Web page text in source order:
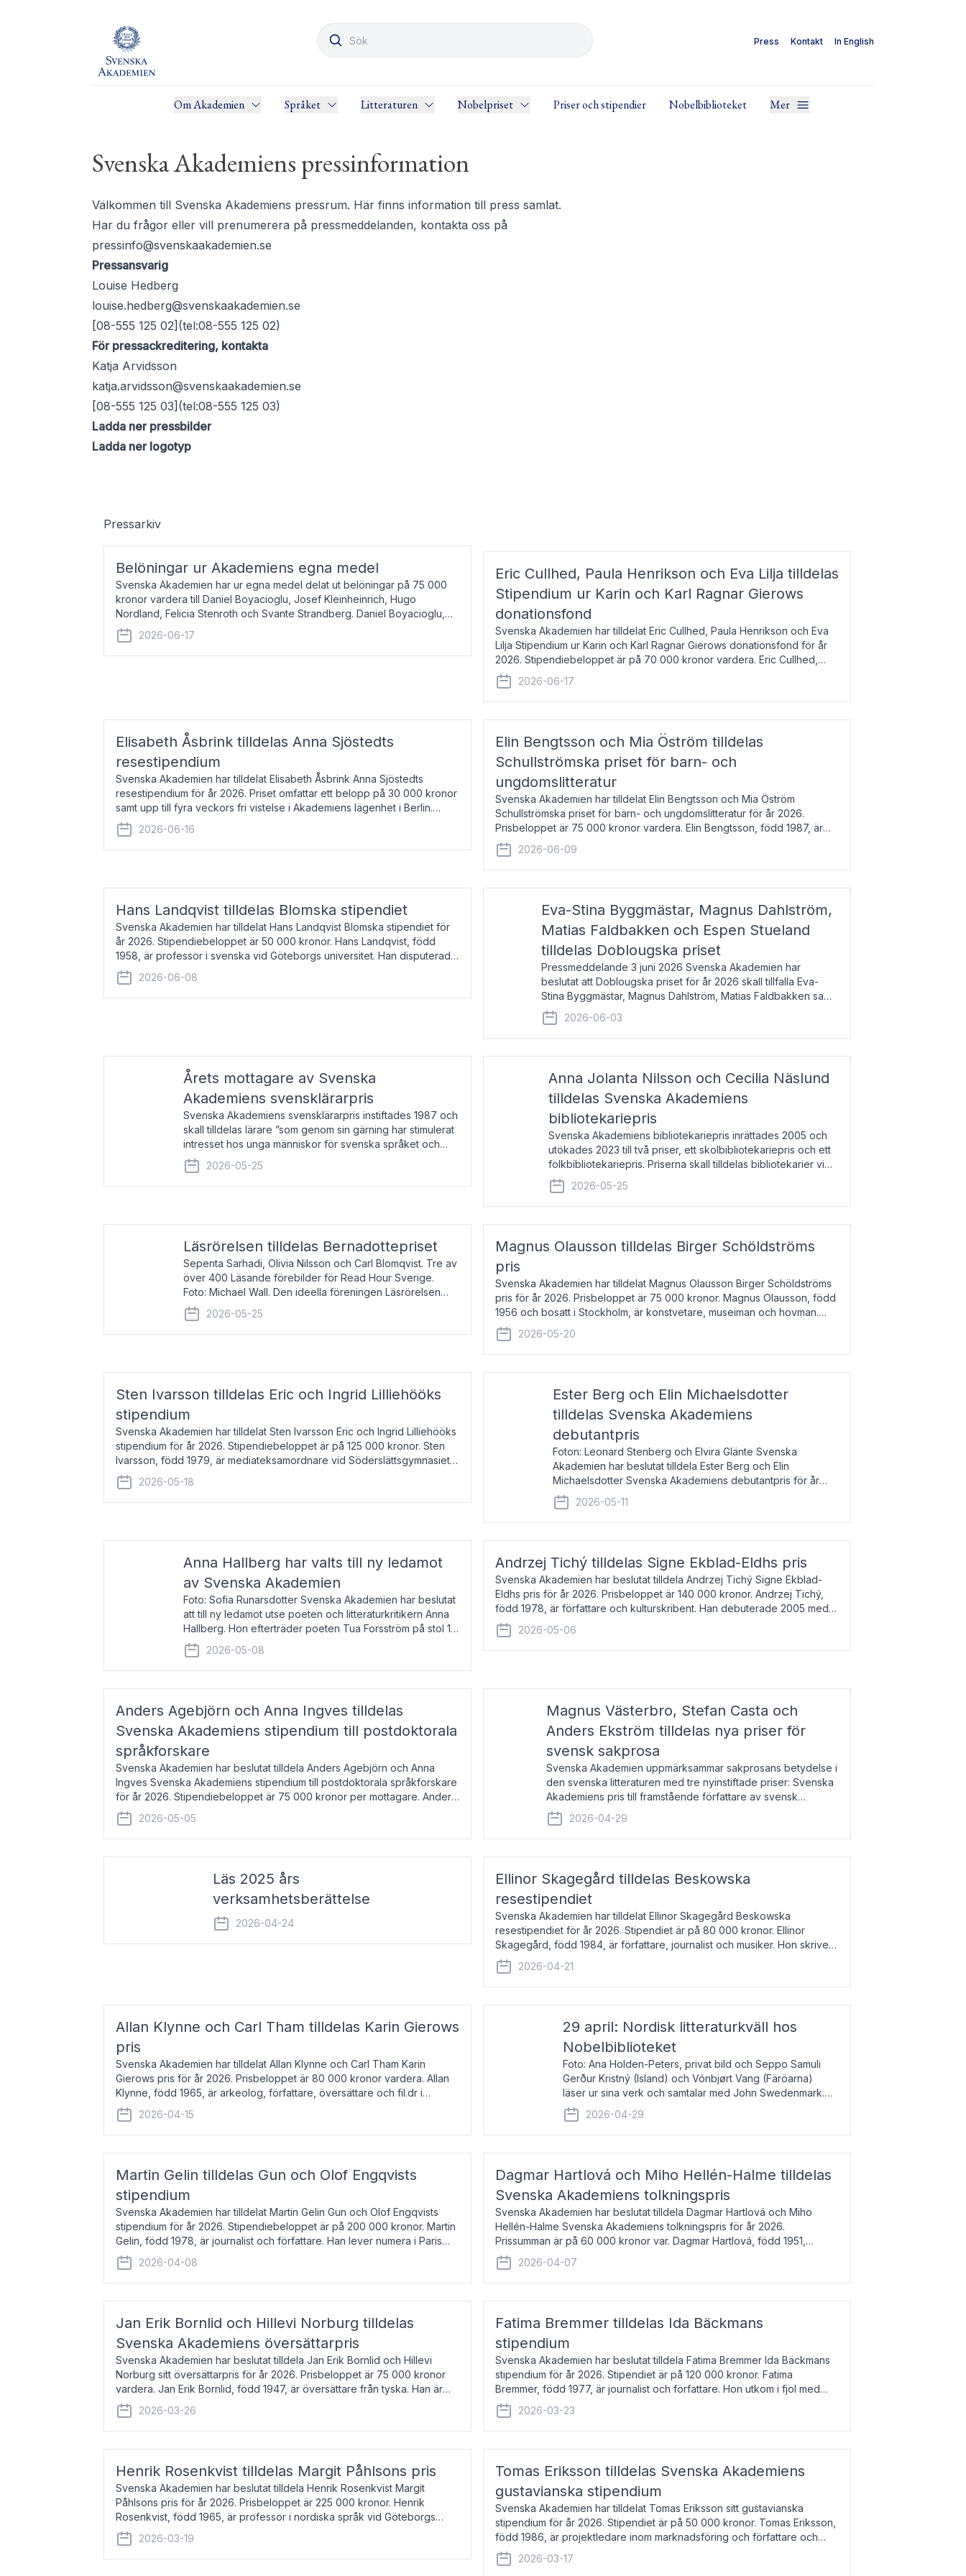
Press Kontakt In English
Om Akademien Språket Litteraturen Nobelpriset Priser och stipendier Nobelbiblioteket Mer
Svenska Akademiens pressinformation
Välkommen till Svenska Akademiens pressrum. Här finns information till press samlat.
Har du frågor eller vill prenumerera på pressmeddelanden, kontakta oss på
pressinfo@svenskaakademien.se
Pressansvarig
Louise Hedberg
louise.hedberg@svenskaakademien.se
[08-555 125 02](tel:08-555 125 02)
För pressackreditering, kontakta
Katja Arvidsson
katja.arvidsson@svenskaakademien.se
[08-555 125 03](tel:08-555 125 03)
Ladda ner pressbilder
Ladda ner logotyp
Pressarkiv
Belöningar ur Akademiens egna medel
Svenska Akademien har ur egna medel delat ut belöningar på 75 000
kronor vardera till Daniel Boyacioglu, Josef Kleinheinrich, Hugo
Nordland, Felicia Stenroth och Svante Strandberg. Daniel Boyacioglu,
född 1981, är poet och scenartist. Josef
2026-06-17
Eric Cullhed, Paula Henrikson och Eva Lilja tilldelas
Stipendium ur Karin och Karl Ragnar Gierows
donationsfond
Svenska Akademien har tilldelat Eric Cullhed, Paula Henrikson och Eva
Lilja Stipendium ur Karin och Karl Ragnar Gierows donationsfond för år
2026. Stipendiebeloppet är på 70 000 kronor vardera. Eric Cullhed,
född 1985, är professor i grekis
2026-06-17
Elisabeth Åsbrink tilldelas Anna Sjöstedts
resestipendium
Svenska Akademien har tilldelat Elisabeth Åsbrink Anna Sjöstedts
resestipendium för år 2026. Priset omfattar ett belopp på 30 000 kronor
samt upp till fyra veckors fri vistelse i Akademiens lägenhet i Berlin.
Elisabeth Åsbrink, född 1965 oc
2026-06-16
Elin Bengtsson och Mia Öström tilldelas
Schullströmska priset för barn- och
ungdomslitteratur
Svenska Akademien har tilldelat Elin Bengtsson och Mia Öström
Schullströmska priset för barn- och ungdomslitteratur för år 2026.
Prisbeloppet är 75 000 kronor vardera. Elin Bengtsson, född 1987, är
författare och forskare i genusvetenskap.
2026-06-09
Hans Landqvist tilldelas Blomska stipendiet
Svenska Akademien har tilldelat Hans Landqvist Blomska stipendiet för
år 2026. Stipendiebeloppet är 50 000 kronor. Hans Landqvist, född
1958, är professor i svenska vid Göteborgs universitet. Han disputerade
år 2000 på avhandlingen Författn
2026-06-08
Eva-Stina Byggmästar, Magnus Dahlström,
Matias Faldbakken och Espen Stueland
tilldelas Doblougska priset
Pressmeddelande 3 juni 2026 Svenska Akademien har
beslutat att Doblougska priset för år 2026 skall tillfalla Eva-
Stina Byggmästar, Magnus Dahlström, Matias Faldbakken samt
Espen Stueland. Prisbeloppet är 200 000 svenska kronor per
mottagare
2026-06-03
Årets mottagare av Svenska
Akademiens svensklärarpris
Svenska Akademiens svensklärarpris instiftades 1987 och
skall tilldelas lärare ”som genom sin gärning har stimulerat
intresset hos unga människor för svenska språket och
litteraturen”. Prisutdelning och samtal med pristagarna
äger rum under
2026-05-25
Anna Jolanta Nilsson och Cecilia Näslund
tilldelas Svenska Akademiens
bibliotekariepris
Svenska Akademiens bibliotekariepris inrättades 2005 och
utökades 2023 till två priser, ett skolbibliotekariepris och ett
folkbibliotekariepris. Priserna skall tilldelas bibliotekarier vid
svenska folk- och skolbibliotek som gjort värdefull
2026-05-25
Läsrörelsen tilldelas Bernadottepriset
Sepenta Sarhadi, Olivia Nilsson och Carl Blomqvist. Tre av
över 400 Läsande förebilder för Read Hour Sverige.
Foto: Michael Wall. Den ideella föreningen Läsrörelsen
tilldelas Bernadottepriset 2026 för att den under ett kvarts
sekel gjort re
2026-05-25
Magnus Olausson tilldelas Birger Schöldströms
pris
Svenska Akademien har tilldelat Magnus Olausson Birger Schöldströms
pris för år 2026. Prisbeloppet är 75 000 kronor. Magnus Olausson, född
1956 och bosatt i Stockholm, är konstvetare, museiman och hovman.
Han disputerade 1993 vid Uppsala un
2026-05-20
Sten Ivarsson tilldelas Eric och Ingrid Lilliehööks
stipendium
Svenska Akademien har tilldelat Sten Ivarsson Eric och Ingrid Lilliehööks
stipendium för år 2026. Stipendiebeloppet är på 125 000 kronor. Sten
Ivarsson, född 1979, är mediateksamordnare vid Söderslättsgymnasiet i
Trelleborg. Här har han på
2026-05-18
Ester Berg och Elin Michaelsdotter
tilldelas Svenska Akademiens
debutantpris
Foton: Leonard Stenberg och Elvira Glänte Svenska
Akademien har beslutat tilldela Ester Berg och Elin
Michaelsdotter Svenska Akademiens debutantpris för år
2026. Priset är nyinstiftat och syftar till att lyfta fram
intressanta och löftesrik
2026-05-11
Anna Hallberg har valts till ny ledamot
av Svenska Akademien
Foto: Sofia Runarsdotter Svenska Akademien har beslutat
att till ny ledamot utse poeten och litteraturkritikern Anna
Hallberg. Hon efterträder poeten Tua Forsström på stol 18
och kommer att ta sitt inträde vid Akademiens
högtidssammankomst
2026-05-08
Andrzej Tichý tilldelas Signe Ekblad-Eldhs pris
Svenska Akademien har beslutat tilldela Andrzej Tichý Signe Ekblad-
Eldhs pris för år 2026. Prisbeloppet är 140 000 kronor. Andrzej Tichý,
född 1978, är författare och kulturskribent. Han debuterade 2005 med
den lovordade romanen Sex liter l
2026-05-06
Anders Agebjörn och Anna Ingves tilldelas
Svenska Akademiens stipendium till postdoktorala
språkforskare
Svenska Akademien har beslutat tilldela Anders Agebjörn och Anna
Ingves Svenska Akademiens stipendium till postdoktorala språkforskare
för år 2026. Stipendiebeloppet är 75 000 kronor per mottagare. Anders
Agebjörn, född 1984, är universitet
2026-05-05
Magnus Västerbro, Stefan Casta och
Anders Ekström tilldelas nya priser för
svensk sakprosa
Svenska Akademien uppmärksammar sakprosans betydelse i
den svenska litteraturen med tre nyinstiftade priser: Svenska
Akademiens pris till framstående författare av svensk
sakprosa som i år går till Magnus Västerbro, Svenska
Akademiens pris
2026-04-29
Läs 2025 års
verksamhetsberättelse
2026-04-24
Ellinor Skagegård tilldelas Beskowska
resestipendiet
Svenska Akademien har tilldelat Ellinor Skagegård Beskowska
resestipendiet för år 2026. Stipendiet är på 80 000 kronor. Ellinor
Skagegård, född 1984, är författare, journalist och musiker. Hon skriver
återkommande för Svenska Dagbladet, Ups
2026-04-21
Allan Klynne och Carl Tham tilldelas Karin Gierows
pris
Svenska Akademien har tilldelat Allan Klynne och Carl Tham Karin
Gierows pris för år 2026. Prisbeloppet är 80 000 kronor vardera. Allan
Klynne, född 1965, är arkeolog, författare, översättare och fil.dr i
antikens kultur och samhällsliv. Ut
2026-04-15
29 april: Nordisk litteraturkväll hos
Nobelbiblioteket
Foto: Ana Holden-Peters, privat bild och Seppo Samuli
Gerður Kristný (Island) och Vónbjørt Vang (Färöarna)
läser ur sina verk och samtalar med John Swedenmark.
De läser upp på färöiska, isländska och svenska och talar
om språk och poesi – o
2026-04-29
Martin Gelin tilldelas Gun och Olof Engqvists
stipendium
Svenska Akademien har tilldelat Martin Gelin Gun och Olof Engqvists
stipendium för år 2026. Stipendiebeloppet är på 200 000 kronor. Martin
Gelin, född 1978, är journalist och författare. Han lever numera i Paris
men var under många år bosat
2026-04-08
Dagmar Hartlová och Miho Hellén-Halme tilldelas
Svenska Akademiens tolkningspris
Svenska Akademien har beslutat tilldela Dagmar Hartlová och Miho
Hellén-Halme Svenska Akademiens tolkningspris för år 2026.
Prissumman är på 60 000 kronor var. Dagmar Hartlová, född 1951,
översätter huvudsakligen från svenska till tjeckiska
2026-04-07
Jan Erik Bornlid och Hillevi Norburg tilldelas
Svenska Akademiens översättarpris
Svenska Akademien har beslutat tilldela Jan Erik Bornlid och Hillevi
Norburg sitt översättarpris för år 2026. Prisbeloppet är 75 000 kronor
vardera. Jan Erik Bornlid, född 1947, är översättare från tyska. Han är
främst känd för sina översät
2026-03-26
Fatima Bremmer tilldelas Ida Bäckmans
stipendium
Svenska Akademien har beslutat tilldela Fatima Bremmer Ida Bäckmans
stipendium för år 2026. Stipendiet är på 120 000 kronor. Fatima
Bremmer, född 1977, är journalist och författare. Hon utkom i fjol med
boken Ligan. Klarakvarterens blodsyst
2026-03-23
Henrik Rosenkvist tilldelas Margit Påhlsons pris
Svenska Akademien har beslutat tilldela Henrik Rosenkvist Margit
Påhlsons pris för år 2026. Prisbeloppet är 225 000 kronor. Henrik
Rosenkvist, född 1965, är professor i nordiska språk vid Göteborgs
universitet. Han disputerade 2004 på avhan
2026-03-19
Tomas Eriksson tilldelas Svenska Akademiens
gustavianska stipendium
Svenska Akademien har tilldelat Tomas Eriksson sitt gustavianska
stipendium för år 2026. Stipendiet är på 50 000 kronor. Tomas Eriksson,
född 1986, är projektledare inom marknadsföring och författare och
utkom i fjol med boken Syndabocken.
2026-03-17